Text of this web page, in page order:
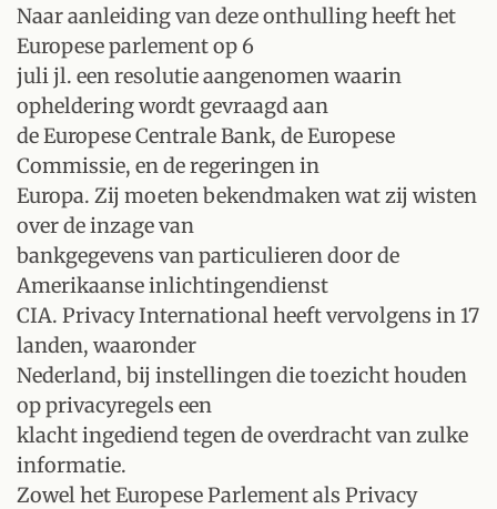
Naar aanleiding van deze onthulling heeft het
Europese parlement op 6
juli jl. een resolutie aangenomen waarin
opheldering wordt gevraagd aan
de Europese Centrale Bank, de Europese
Commissie, en de regeringen in
Europa. Zij moeten bekendmaken wat zij wisten
over de inzage van
bankgegevens van particulieren door de
Amerikaanse inlichtingendienst
CIA. Privacy International heeft vervolgens in 17
landen, waaronder
Nederland, bij instellingen die toezicht houden
op privacyregels een
klacht ingediend tegen de overdracht van zulke
informatie.
Zowel het Europese Parlement als Privacy